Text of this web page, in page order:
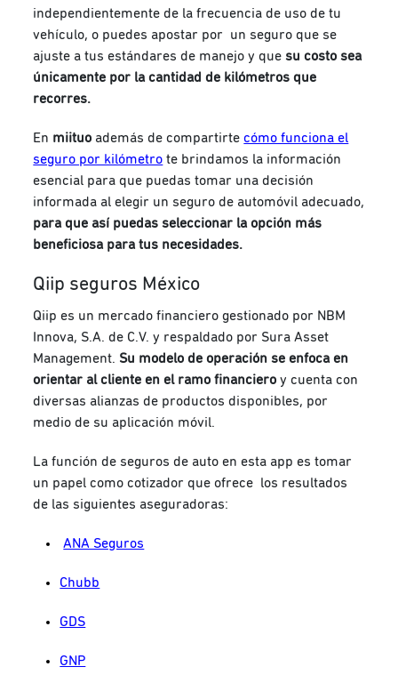
independientemente de la frecuencia de uso de tu
vehículo, o puedes apostar por un seguro que se
ajuste a tus estándares de manejo y quesu costo sea
únicamente por la cantidad de kilómetros que
recorres.
En miituo además de compartirtecómo funciona el
seguro por kilómetro te brindamos la información
esencial para que puedas tomar una decisión
informada al elegir un seguro de automóvil adecuado,
para que así puedas seleccionar la opción más
beneficiosa para tus necesidades.
Qiip seguros México
Qiip es un mercado financiero gestionado por NBM
Innova, S.A. de C.V. y respaldado por Sura Asset
Management. Su modelo de operación se enfoca en
orientar al cliente en el ramo financiero y cuenta con
diversas alianzas de productos disponibles, por
medio de su aplicación móvil.
La función de seguros de auto en esta app es tomar
un papel como cotizador que ofrece los resultados
de las siguientes aseguradoras:
ANA Seguros
Chubb
GDS
GNP